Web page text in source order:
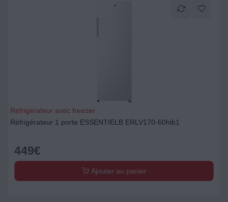
Réfrigérateur avec freezer
Réfrigérateur 1 porte ESSENTIELB ERLV170-60hib1
449€
Ajouter au panier